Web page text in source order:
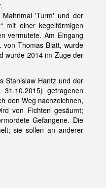
'Turm' und der
mit einer kegelförmigen
vermutete. Am Eingang
von Thomas Blatt, wurde
wurde 2014 im Zuge der
Stanislaw Hantz und der
getragenen
den Weg nachzeichnen,
von Fichten gesäumt;
Gefangene. Die
sie sollen an anderer